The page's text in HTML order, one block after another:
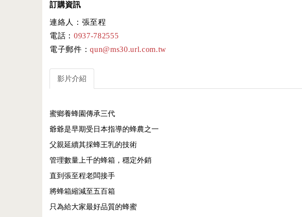
訂購資訊
連絡人：張至程
電話： 0937-782555
電子郵件：qun@ms30.url.com.tw
影片介紹
蜜鄉養蜂園傳承三代
爺爺是早期受日本指導的蜂農之一
父親延續其採蜂王乳的技術
管理數量上千的蜂箱，穩定外銷
直到張至程老闆接手
將蜂箱縮減至五百箱
只為給大家最好品質的蜂蜜